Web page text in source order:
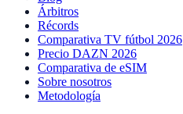
Árbitros
Récords
Comparativa TV fútbol 2026
Precio DAZN 2026
Comparativa de eSIM
Sobre nosotros
Metodología